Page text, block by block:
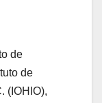
de
de
(IOHIO),